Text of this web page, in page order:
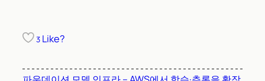
3 Like?